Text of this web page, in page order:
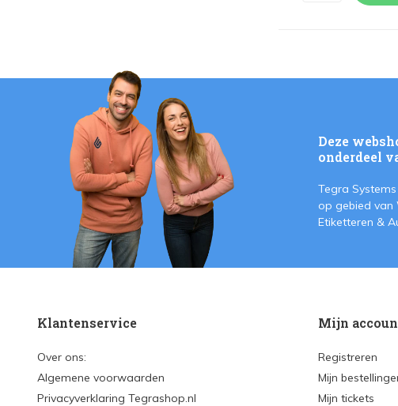
Deze
onderdeel
Tegra
op gebied van
Etiketteren &
Klantenservice
Over ons:
Algemene voorwaarden
Privacyverklaring Tegrashop.nl
Mijn
Registreren
Mijn
Mijn tickets